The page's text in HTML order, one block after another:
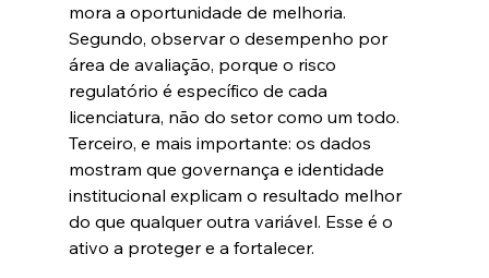
mora a oportunidade de melhoria.
Segundo, observar o desempenho por
área de avaliação, porque o risco
regulatório é específico de cada
licenciatura, não do setor como um todo.
Terceiro, e mais importante: os dados
mostram que governança e identidade
institucional explicam o resultado melhor
do que qualquer outra variável. Esse é o
ativo a proteger e a fortalecer.